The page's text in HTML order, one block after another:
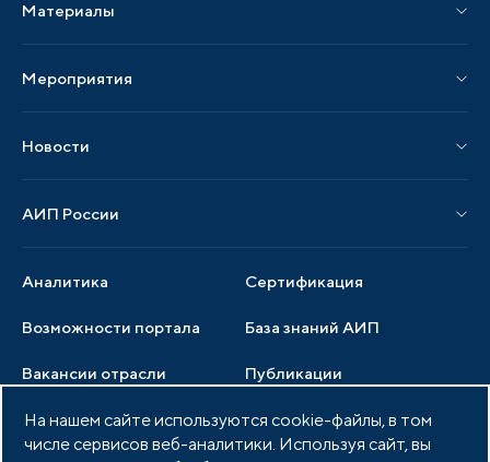
Услуги по локализации
Аналитика Сертификация
Возможности портала
Материалы
Публикации СМИ и статьи
Образцы документов
База знаний АИП
Вакансии отрасли
Мероприятия
Мероприятия отрасли
Новости
Новости отрасли
Публикации
Медиатека Тендеры
АИП России
Члены ассоциации
Услуги ассоциации
Документы АИП
Партнеры ассоциации
На нашем сайте используются cookie-файлы, в том
числе сервисов веб-аналитики. Используя сайт, вы